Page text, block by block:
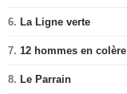
6. La Ligne verte
7. 12 hommes en colère
8. Le Parrain